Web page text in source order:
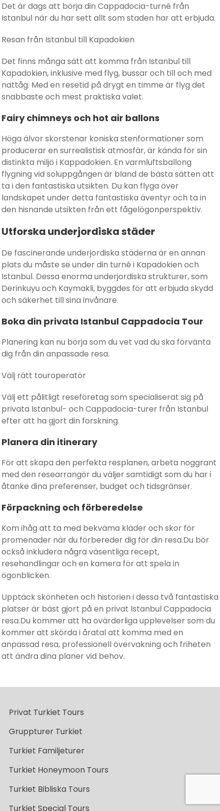
Det är dags att börja din Cappadocia-turné från
Istanbul när du har sett allt som staden har att erbjuda.
Resan från Istanbul till Kapadokien
Det finns många sätt att komma från Istanbul till
Kapadokien, inklusive med flyg, bussar och till och med
nattåg. Med en resetid på drygt en timme är flyg det
snabbaste och mest praktiska valet.
Fairy chimneys och hot air ballons
Höga älvor skorstenar koniska stenformationer som
producerar en surrealistisk atmosfär, är kända för sin
distinkta miljö i Kappadokien. En varmluftsballong
flygning vid soluppgången är bland de bästa sätten att
ta i den fantastiska utsikten. Du kan flyga över
landskapet under detta fantastiska äventyr och ta in
den hisnande utsikten från ett fågelögonperspektiv.
Utforska underjordiska städer
De fascinerande underjordiska städerna är en annan
plats du måste se under din turné i Kapadokien och
Istanbul. Dessa enorma underjordiska strukturer, som
Derinkuyu och Kaymakli, byggdes för att erbjuda skydd
och säkerhet till sina invånare.
Boka din privata Istanbul Cappadocia Tour
Planering kan nu börja som du vet vad du ska förvänta
dig från din anpassade resa.
Välj rätt touroperatör
Välj ett pålitligt reseföretag som specialiserat sig på
privata Istanbul- och Cappadocia-turer från Istanbul
efter att ha gjort din forskning.
Planera din itinerary
För att skapa den perfekta resplanen, arbeta noggrant
med den researrangör du väljer samtidigt som du har i
åtanke dina preferenser, budget och tidsgränser.
Förpackning och förberedelse
Kom ihåg att ta med bekväma kläder och skor för
promenader när du förbereder dig för din resa.Du bör
också inkludera några väsentliga recept,
resehandlingar och en kamera för att spela in
ögonblicken.
Upptäck skönheten och historien i dessa två fantastiska
platser är bäst gjort på en privat Istanbul Cappadocia
resa.Du kommer att ha ovärderliga upplevelser som du
kommer att skörda i åratal att komma med en
anpassad resa, professionell övervakning och friheten
att ändra dina planer vid behov.
Privat Turkiet Tours
Gruppturer Turkiet
Turkiet Familjeturer
Turkiet Honeymoon Tours
Turkiet Bibliska Tours
Turkiet Special Tours